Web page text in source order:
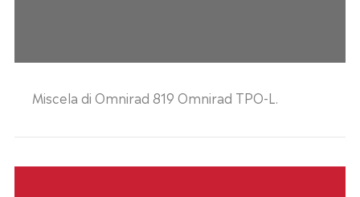
Miscela di Omnirad 819 Omnirad TPO-L.